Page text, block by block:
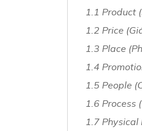
1.1 Product
1.2 Price
1.3 Place
1.4
1.5 People
1.6 Process
1.7 Physical